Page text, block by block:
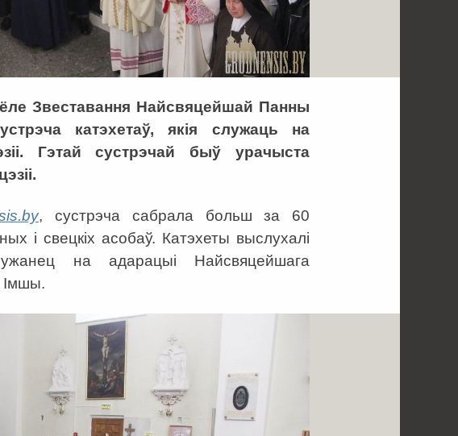
Звеставання Найсвяцейшай Панны
катэхетаў, якія служаць на
Гэтай сустрэчай быў урачыста
, сустрэча сабрала больш за 60
і свецкіх асобаў. Катэхеты выслухалі
на адарацыі Найсвяцейшага
Імшы.